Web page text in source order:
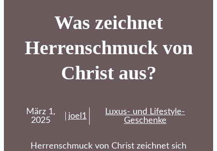
Was zeichnet
Herrenschmuck von
Christ aus?
März 1,
2025
joel1
Luxus- und Lifestyle-
Geschenke
Herrenschmuck von Christ zeichnet sich